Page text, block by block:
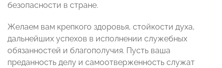
безопасности в стране.
Желаем вам крепкого здоровья, стойкости духа,
дальнейших успехов в исполнении служебных
обязанностей и благополучия. Пусть ваша
преданность делу и самоотверженность служат